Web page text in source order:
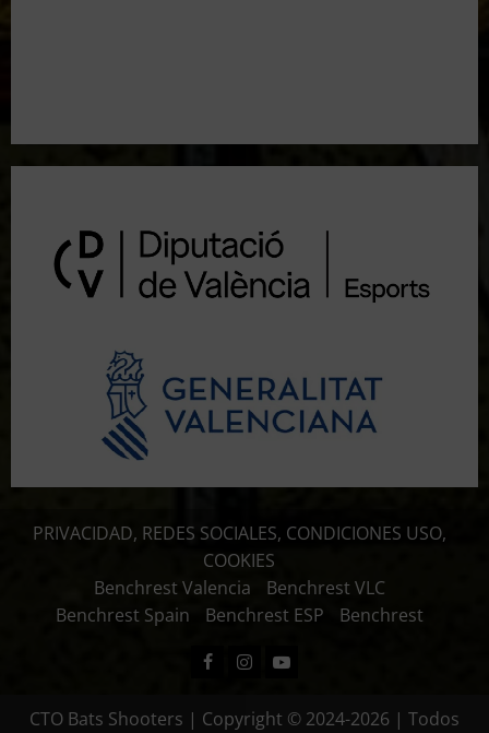
PRIVACIDAD, REDES SOCIALES, CONDICIONES USO,
COOKIES
Benchrest Valencia
Benchrest VLC
Benchrest Spain
Benchrest ESP Benchrest
Facebook
Instagram
Youtube
CTO Bats Shooters | Copyright © 2024-2026 | Todos